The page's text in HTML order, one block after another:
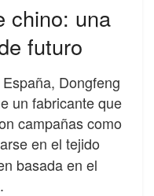
chino: una
futuro
Dongfeng
un fabricante que
campañas como
en el tejido
basada en el